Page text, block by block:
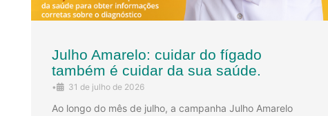
Julho Amarelo: cuidar do fígado
também é cuidar da sua saúde.
• 31 de julho de 2026
Ao longo do mês de julho, a campanha Julho Amarelo